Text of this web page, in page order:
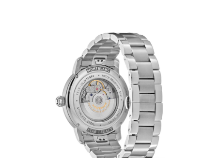
arborant le motif signature de
Montblanc représentant des étoiles
concentriques, ainsi que d’aiguilles et de
chiffres en forme d’épée rhodiés. Elle
est animée par le mouvement
automatique MB 24.17 qui indique les
heures, les minutes, les secondes et la
date. En termes de design, le garde-
temps s’inspire des montres de poche
Minerva de la fin du XIXe et du début